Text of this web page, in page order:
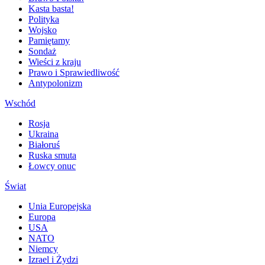
Kasta basta!
Polityka
Wojsko
Pamiętamy
Sondaż
Wieści z kraju
Prawo i Sprawiedliwość
Antypolonizm
Wschód
Rosja
Ukraina
Białoruś
Ruska smuta
Łowcy onuc
Świat
Unia Europejska
Europa
USA
NATO
Niemcy
Izrael i Żydzi